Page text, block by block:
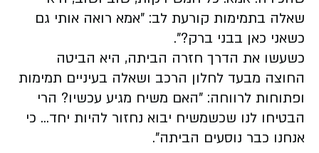
שאלה בתמימות קורעת לב: "אמא רואה אותי גם
כשאני כאן בבני ברק?".
כשעשו את הדרך חזרה הביתה, היא הביטה
החוצה מבעד לחלון הרכב ושאלה בעיניים תמימות
ופתוחות לרווחה: "האם משיח מגיע עכשיו? הרי
הבטיחו לנו שכשמשיח יבוא נחזור להיות יחד... כי
אנחנו כבר נוסעים הביתה".